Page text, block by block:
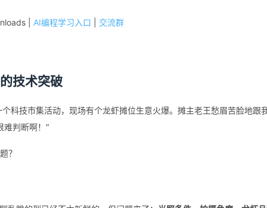
| AI编程学习入口 交流群
技术突破
科技市集活动，现场有个龙虾摊位生意火爆。摊主老王愁眉苦脸地跟
难判断啊！"
？